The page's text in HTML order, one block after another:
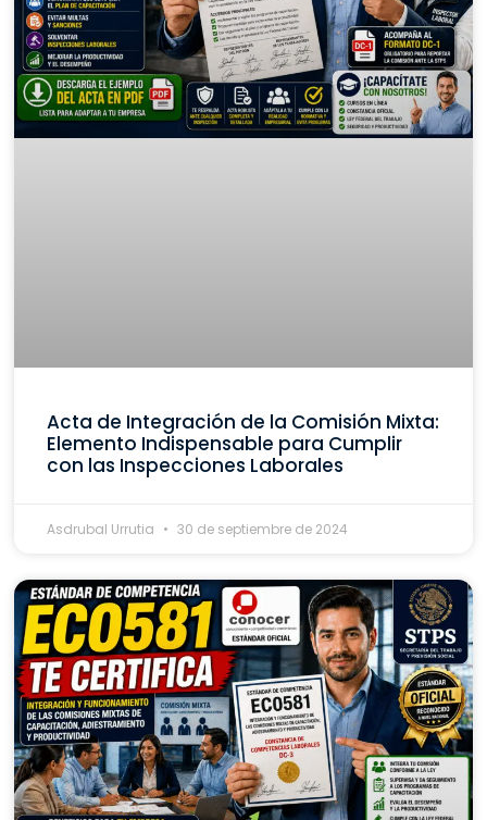
Acta de Integración de la Comisión Mixta:
Elemento Indispensable para Cumplir
con las Inspecciones Laborales
Asdrubal Urrutia 30 de septiembre de 2024